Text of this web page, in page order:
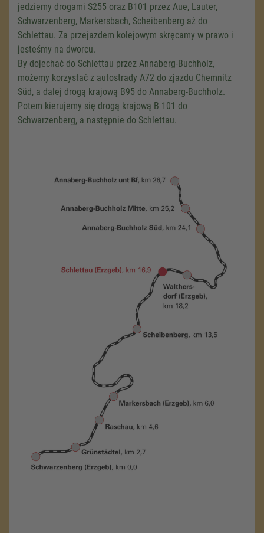
jedziemy drogami S255 oraz B101 przez Aue, Lauter,
Schwarzenberg, Markersbach, Scheibenberg aż do
Schlettau. Za przejazdem kolejowym skręcamy w prawo i
jesteśmy na dworcu.
By dojechać do Schlettau przez Annaberg-Buchholz,
możemy korzystać z autostrady A72 do zjazdu Chemnitz
Süd, a dalej drogą krajową B95 do Annaberg-Buchholz.
Potem kierujemy się drogą krajową B 101 do
Schwarzenberg, a następnie do Schlettau.